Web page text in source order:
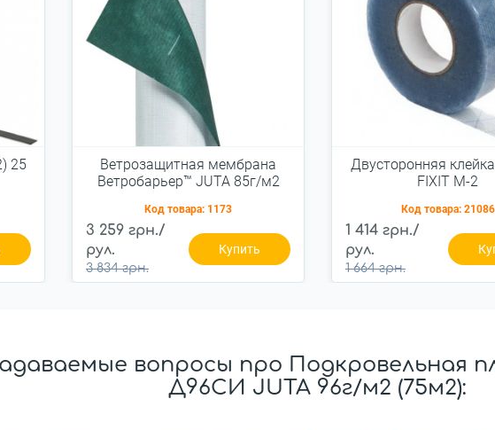
25
Ветрозащитная мембрана
Ветробарьер™ JUTA 85г/м2
Код товара: 1173
3 259 грн./
рул.
3 834 грн.
Купить
Двусторонняя
FIXIT М-2
Код товара: 21086
1 414 грн./
рул.
1 664 грн.
вопросы про Подкровельная
Д96СИ JUTA 96г/м2 (75м2):